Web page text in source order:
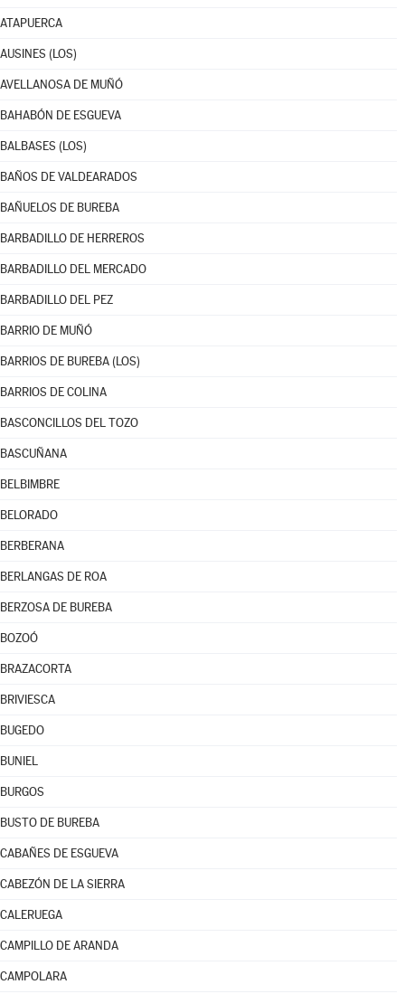
ATAPUERCA
AUSINES (LOS)
AVELLANOSA DE MUÑÓ
BAHABÓN DE ESGUEVA
BALBASES (LOS)
BAÑOS DE VALDEARADOS
BAÑUELOS DE BUREBA
BARBADILLO DE HERREROS
BARBADILLO DEL MERCADO
BARBADILLO DEL PEZ
BARRIO DE MUÑÓ
BARRIOS DE BUREBA (LOS)
BARRIOS DE COLINA
BASCONCILLOS DEL TOZO
BASCUÑANA
BELBIMBRE
BELORADO
BERBERANA
BERLANGAS DE ROA
BERZOSA DE BUREBA
BOZOÓ
BRAZACORTA
BRIVIESCA
BUGEDO
BUNIEL
BURGOS
BUSTO DE BUREBA
CABAÑES DE ESGUEVA
CABEZÓN DE LA SIERRA
CALERUEGA
CAMPILLO DE ARANDA
CAMPOLARA